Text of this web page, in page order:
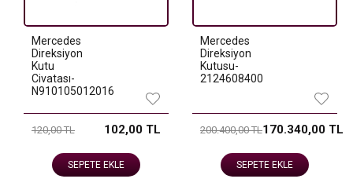
Mercedes
Direksiyon
Kutu
Civatası-
N910105012016
120,00 TL 102,00 TL
SEPETE EKLE
Mercedes
Direksiyon
Kutusu-
2124608400
200.400,00 TL170.340,00 TL
SEPETE EKLE